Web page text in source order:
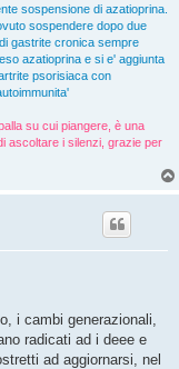
sospensione di azatioprina.
sospendere dopo due
gastrite cronica sempre
azatioprina e si e' aggiunta
psorisiaca con
su cui piangere, è una
ascoltare i silenzi, grazie per
i cambi generazionali,
radicati ad i deee e
ad aggiornarsi, nel